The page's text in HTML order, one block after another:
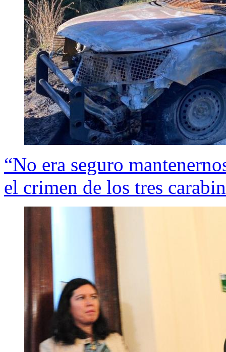
“No era seguro
el crimen de los tres